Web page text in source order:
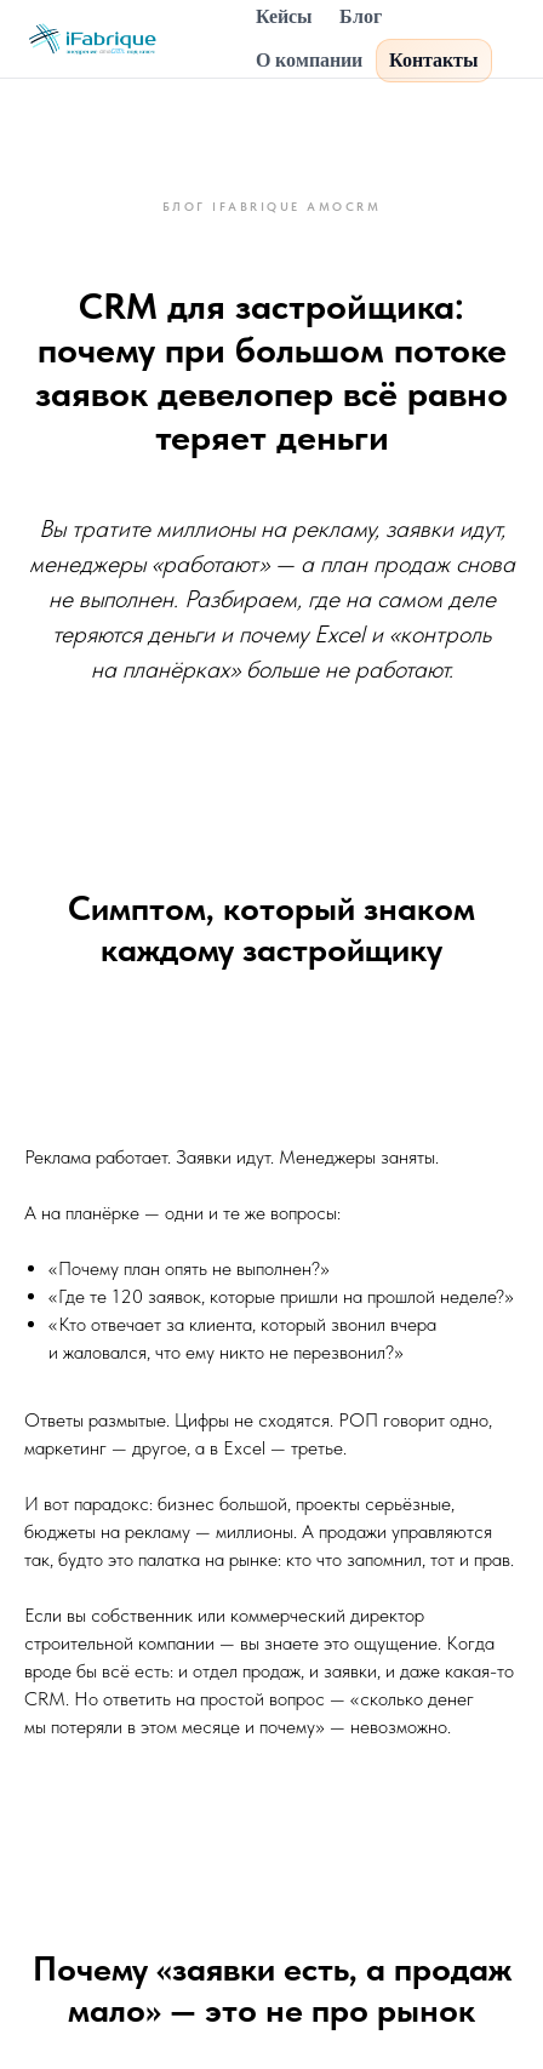
Кейсы Блог
О компании Контакты
БЛОГ IFABRIQUE AMOCRM
CRM для застройщика:
почему при большом потоке
заявок девелопер всё равно
теряет деньги
Вы тратите миллионы на рекламу, заявки идут,
менеджеры «работают» — а план продаж снова
не выполнен. Разбираем, где на самом деле
теряются деньги и почему Excel и «контроль
на планёрках» больше не работают.
Симптом, который знаком
каждому застройщику
Реклама работает. Заявки идут. Менеджеры заняты.
А на планёрке — одни и те же вопросы:
«Почему план опять не выполнен?»
«Где те 120 заявок, которые пришли на прошлой неделе?»
«Кто отвечает за клиента, который звонил вчера
и жаловался, что ему никто не перезвонил?»
Ответы размытые. Цифры не сходятся. РОП говорит одно,
маркетинг — другое, а в Excel — третье.
И вот парадокс: бизнес большой, проекты серьёзные,
бюджеты на рекламу — миллионы. А продажи управляются
так, будто это палатка на рынке: кто что запомнил, тот и прав.
Если вы собственник или коммерческий директор
строительной компании — вы знаете это ощущение. Когда
вроде бы всё есть: и отдел продаж, и заявки, и даже какая-то
CRM. Но ответить на простой вопрос — «сколько денег
мы потеряли в этом месяце и почему» — невозможно.
Почему «заявки есть, а продаж
мало» — это не про рынок